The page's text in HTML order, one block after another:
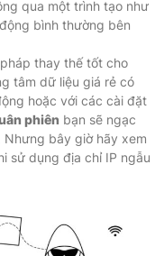
qua một trình tạo như
bình thường bên
thay thế tốt cho
tâm dữ liệu giá rẻ có
hoặc với các cài đặt
phiên bạn sẽ ngạc
Nhưng bây giờ hãy xem
sử dụng địa chỉ IP ngẫu